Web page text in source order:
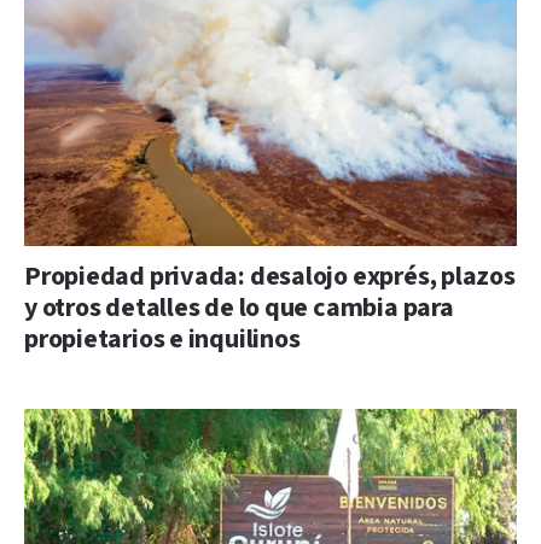
Propiedad privada: desalojo exprés, plazos
y otros detalles de lo que cambia para
propietarios e inquilinos